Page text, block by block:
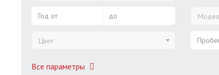
Год от до
Цвет
Все параметры